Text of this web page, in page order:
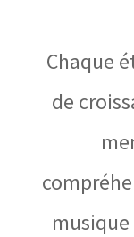
Chaque
de